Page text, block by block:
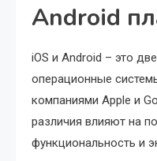
Android
iOS и Android – это
операционные
компаниями Apple и
различия влияют на
функциональность и